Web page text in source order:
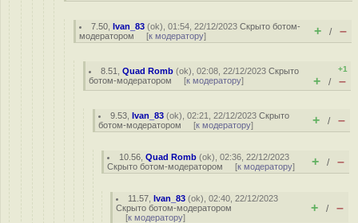
7.50 ,Ivan_83 (ok), 01:54, 22/12/2023Скрыто ботом-
модератором [к модератору] + / –
8.51 ,Quad Romb (ok), 02:08, 22/12/2023Скрыто
ботом-модератором [к модератору]
+1
+ / –
9.53 ,Ivan_83 (ok), 02:21, 22/12/2023Скрыто
ботом-модератором [к модератору] + / –
10.56 ,Quad Romb (ok), 02:36, 22/12/2023
Скрыто ботом-модератором [к модератору] + / –
11.57 ,Ivan_83 (ok), 02:40, 22/12/2023
Скрыто ботом-модератором
[к модератору]
+ / –